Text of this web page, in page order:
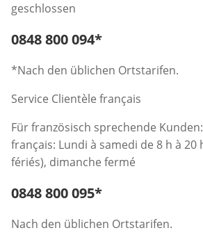
geschlossen
Telefonnummer:
0848 800 094*
*Nach den üblichen Ortstarifen.
Service Clientèle français
Für französisch sprechende
français: Lundi à samedi de 8 h à 20
fériés), dimanche fermé
Telefonnummer:
0848 800 095*
Nach den üblichen Ortstarifen.